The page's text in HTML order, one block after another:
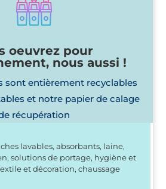
oeuvrez pour
nous aussi !
sont entièrement recyclables
et notre papier de calage
récupération
lavables, absorbants, laine,
solutions de portage, hygiène et
et décoration, chaussage